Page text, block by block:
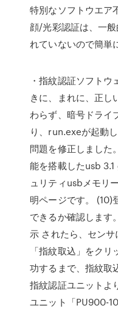
特別なソフトウエア
顔/光彩認証は、一
れていないので簡単
・指紋認証ソフト
きに、まれに、正し
わらず、暗号ドライ
り、run.exeが起動
問題を修正しました
能を搭載したusb
ュリティusbメモリ
明ページです。 (10)
できるか確認します
示 されたら、センサ
「指紋取込」をク
功するまで、指紋取
指紋認証ユニットよ
ユニット「PU900-